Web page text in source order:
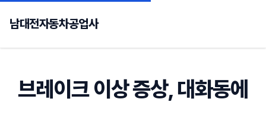
남대전자동차공업사
브레이크 이상 증상, 대화동에